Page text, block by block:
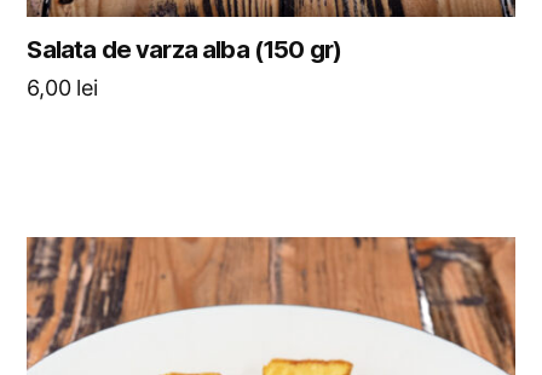
Salata de varza alba (150 gr)
6,00 lei